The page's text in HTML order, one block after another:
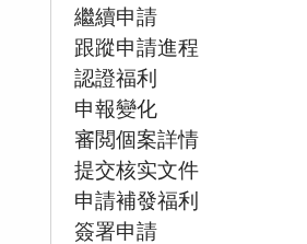
繼續申請
跟蹤申請進程
認證福利
申報變化
審閲個案詳情
提交核实文件
申請補發福利
簽署申請